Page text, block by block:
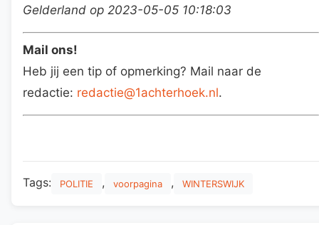
Gelderland op 2023-05-05 10:18:03
Mail ons!
Heb jij een tip of opmerking? Mail naar de
redactie: redactie@1achterhoek.nl.
Tags: POLITIE , voorpagina , WINTERSWIJK